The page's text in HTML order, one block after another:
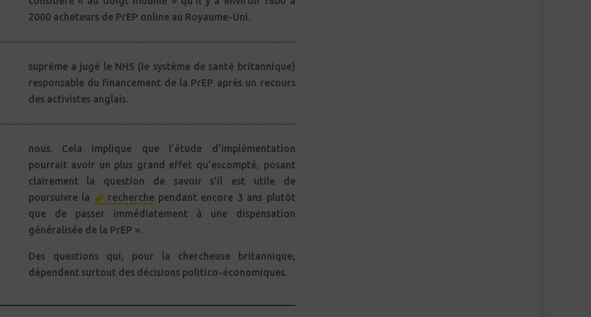
2000 acheteurs de PrEP online au Royaume-Uni.
des activistes anglais.
poursuivre la
recherche pendant encore 3 ans plutôt
que de passer immédiatement à une dispensation
généralisée de la PrEP ».
Des questions qui, pour la chercheuse britannique,
dépendent surtout des décisions politico-économiques.